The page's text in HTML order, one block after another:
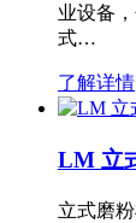
业设备
式…
了解详情
LM 立
立式磨